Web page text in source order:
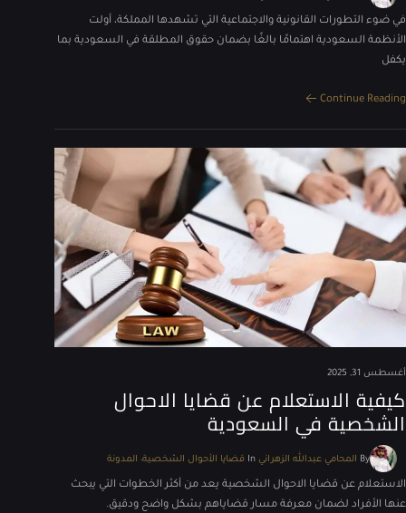
في ضوء التطورات القانونية والاجتماعية التي تشهدها المملكة، أولت
الأنظمة السعودية اهتمامًا بالغًا بضمان حقوق المطلقة في السعودية بما
يكفل
Continue Reading
أغسطس 31, 2025
كيفية الاستعلام عن قضايا الاحوال
الشخصية​ في السعودية
By المحامي عبدالله الزهراني In قضايا الأحوال الشخصية المدونة
الاستعلام عن قضايا الاحوال الشخصية​ يعد من أكثر الخطوات التي يبحث
عنها الأفراد لضمان معرفة مسار قضاياهم بشكل واضح ودقيق.